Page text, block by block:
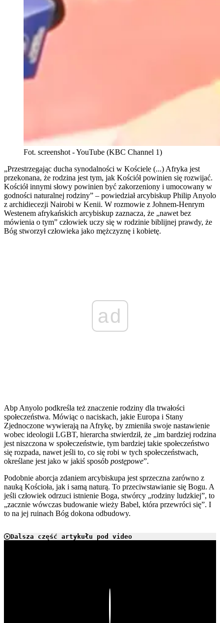
Fot. screenshot - YouTube (KBC Channel 1)
„Przestrzegając ducha synodalności w Kościele (...) Afryka jest
przekonana, że rodzina jest tym, jak Kościół powinien się rozwijać.
Kościół innymi słowy powinien być zakorzeniony i umocowany w
godności naturalnej rodziny” – powiedział arcybiskup Philip Anyolo
z archidiecezji Nairobi w Kenii. W rozmowie z Johnem-Henrym
Westenem afrykańskich arcybiskup zaznacza, że „nawet bez
mówienia o tym” człowiek uczy się w rodzinie biblijnej prawdy, że
Bóg stworzył człowieka jako mężczyznę i kobietę.
ad
Abp Anyolo podkreśla też znaczenie rodziny dla trwałości
społeczeństwa. Mówiąc o naciskach, jakie Europa i Stany
Zjednoczone wywierają na Afrykę, by zmieniła swoje nastawienie
wobec ideologii LGBT, hierarcha stwierdził, że „im bardziej rodzina
jest niszczona w społeczeństwie, tym bardziej takie społeczeństwo
się rozpada, nawet jeśli to, co się robi w tych społeczeństwach,
określane jest jako w jakiś sposób postępowe”.
Podobnie aborcja zdaniem arcybiskupa jest sprzeczna zarówno z
nauką Kościoła, jak i samą naturą. To przeciwstawianie się Bogu. A
jeśli człowiek odrzuci istnienie Boga, stwórcy „rodziny ludzkiej”, to
„zacznie wówczas budowanie wieży Babel, która przewróci się”. I
to na jej ruinach Bóg dokona odbudowy.
Dalsza część artykułu pod video